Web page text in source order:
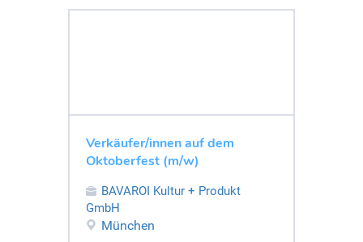
Verkäufer/innen auf dem
Oktoberfest (m/w)
BAVAROI Kultur + Produkt
GmbH
München